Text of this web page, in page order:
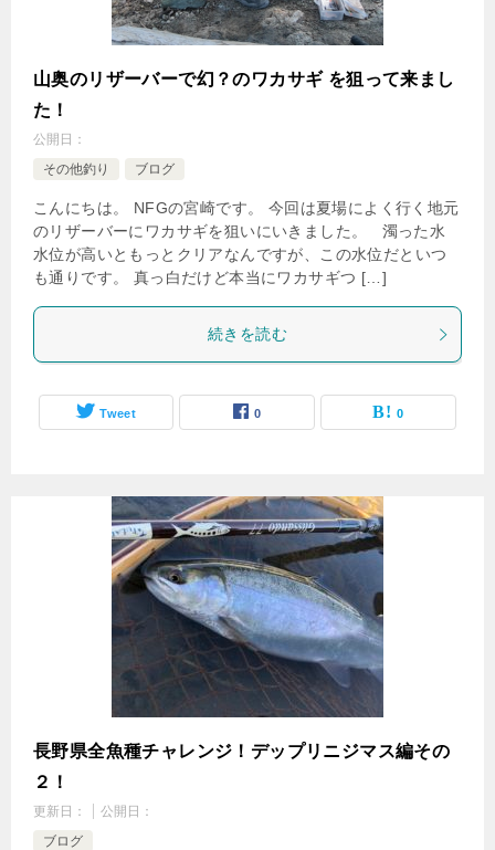
山奥のリザーバーで幻？のワカサギ を狙って来まし
た！
公開日：
その他釣り
ブログ
こんにちは。 NFGの宮崎です。 今回は夏場によく行く地元
のリザーバーにワカサギを狙いにいきました。 濁った水
水位が高いともっとクリアなんですが、この水位だといつ
も通りです。 真っ白だけど本当にワカサギつ […]
続きを読む
Tweet 0 0
長野県全魚種チャレンジ！デップリニジマス編その
２！
更新日：
公開日：
ブログ